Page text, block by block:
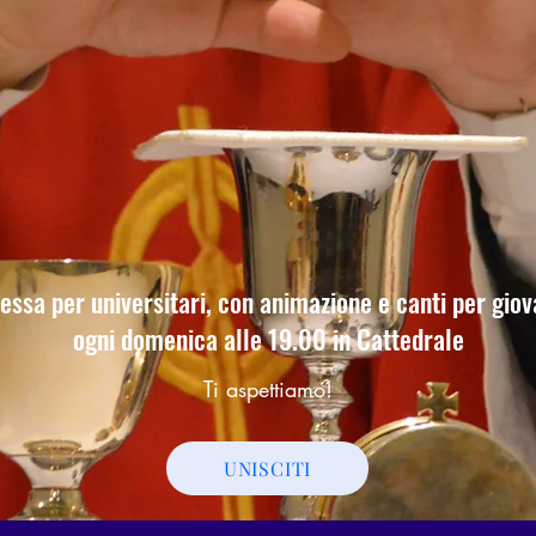
per universitari,con animazione e canti per
ogni domenica alle 19.00 in Cattedrale
Ti aspettiamo!
UNISCITI